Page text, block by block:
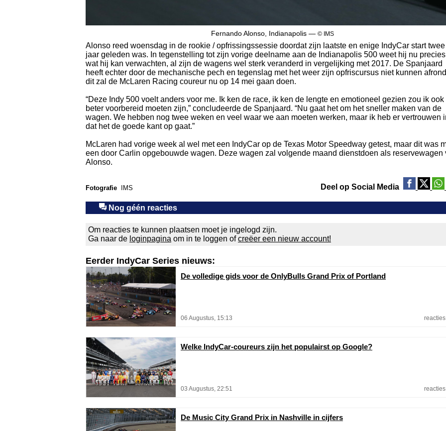
Fernando Alonso, Indianapolis — © IMS
Alonso reed woensdag in de rookie / opfrissingssessie doordat zijn laatste en enige IndyCar start twee
jaar geleden was. In tegenstelling tot zijn vorige deelname aan de Indianapolis 500 weet hij nu precies
wat hij kan verwachten, al zijn de wagens wel sterk veranderd in vergelijking met 2017. De Spanjaard
heeft echter door de mechanische pech en tegenslag met het weer zijn opfriscursus niet kunnen
dit zal de McLaren Racing coureur nu op 14 mei gaan doen.
“Deze Indy 500 voelt anders voor me. Ik ken de race, ik ken de lengte en emotioneel gezien zou ik ook
beter voorbereid moeten zijn,” concludeerde de Spanjaard. “Nu gaat het om het sneller maken van de
wagen. We hebben nog twee weken en veel waar we aan moeten werken, maar ik heb er vertrouwen
dat het de goede kant op gaat.”
McLaren had vorige week al wel met een IndyCar op de Texas Motor Speedway getest, maar dit was
een door Carlin opgebouwde wagen. Deze wagen zal volgende maand dienstdoen als reservewagen
Alonso.
Fotografie IMS Deel op Social Media
Nog géén reacties
Om reacties te kunnen plaatsen moet je ingelogd zijn.
Ga naar de loginpagina om in te loggen ofcreëer een nieuw account!
Eerder IndyCar Series nieuws:
De volledige gids voor de OnlyBulls Grand Prix of Portland
06 Augustus, 15:13
Welke IndyCar-coureurs zijn het populairst op Google?
03 Augustus, 22:51
De Music City Grand Prix in Nashville in cijfers